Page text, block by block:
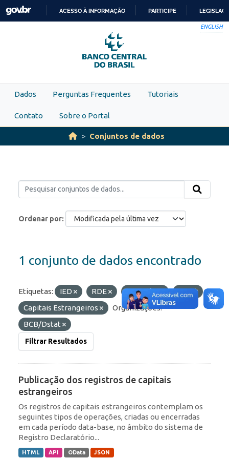
Skip to main content
PARA
O
CONTEÚDO
ACESSO À INFORMAÇÃO PARTICIPE
ENGLISH
Dados Perguntas Frequentes Tutoriais
Contato Sobre o Portal
Conjuntos de dados
Ordenar por
1 conjunto de dados encontrado
Etiquetas: IED RDE Portfólio
ROF
Capitais Estrangeiros
Organizações:
BCB/Dstat
Filtrar Resultados
Publicação dos registros de capitais
estrangeiros
Os registros de capitais estrangeiros contemplam os
seguintes tipos de operações, criadas ou encerradas
em cada período data-base, no âmbito do sistema de
Registro Declaratório...
HTML API OData JSON